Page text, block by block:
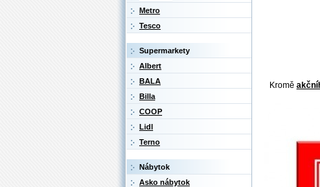
Kromě
Metro
Tesco
Supermarkety
Albert
BALA
Billa
COOP
Lidl
Terno
Nábytok
Asko nábytok